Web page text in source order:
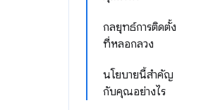
กลยุทธ์การติดตั้ง
ที่หลอกลวง
นโยบายนี้สำคัญ
กับคุณอย่างไร